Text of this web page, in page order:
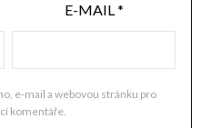
E-MAIL*
e-mail a webovou stránku pro
komentáře.